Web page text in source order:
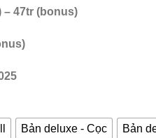
– 47tr (bonus)
Bản deluxe - Cọc Bản